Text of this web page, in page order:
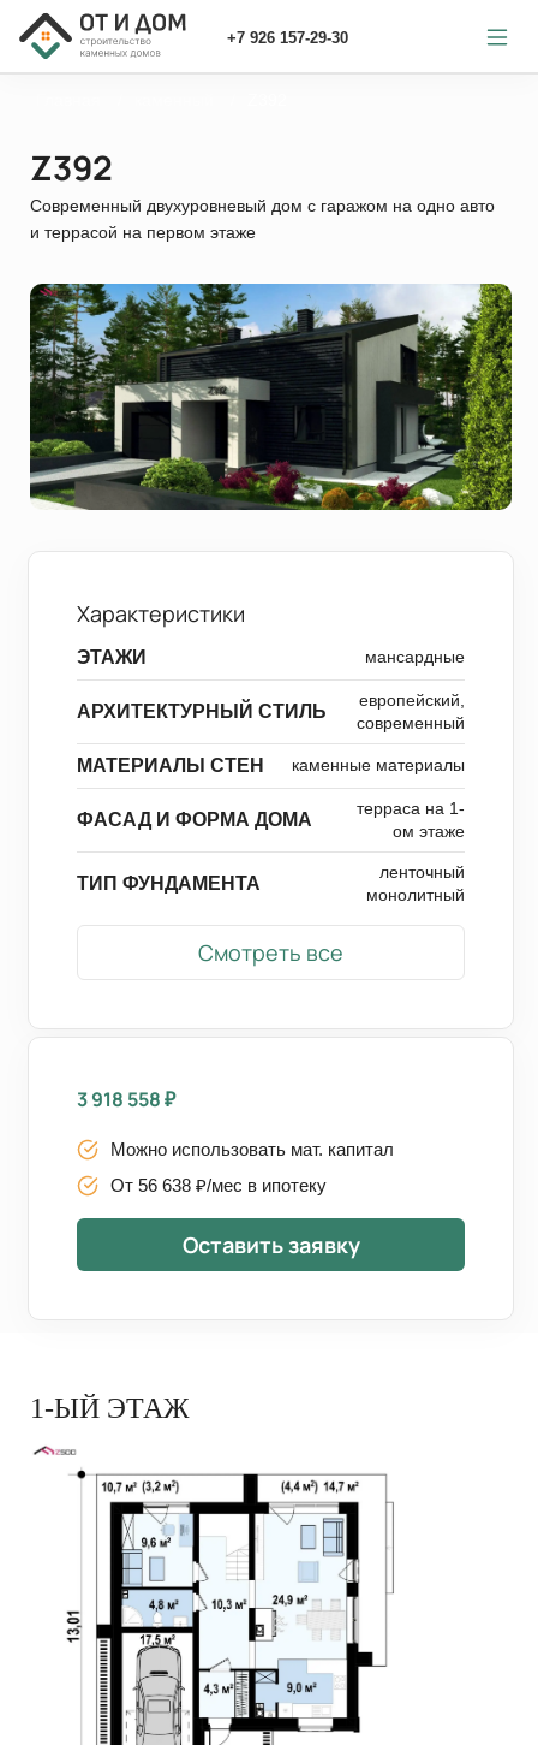
+7 926 157-29-30
Z392
Современный двухуровневый дом с гаражом на одно авто
и террасой на первом этаже
Характеристики
ЭТАЖИ мансардные
АРХИТЕКТУРНЫЙ СТИЛЬ
европейский,
современный
МАТЕРИАЛЫ СТЕН каменные материалы
ФАСАД И ФОРМА ДОМА
терраса на 1-
ом этаже
ТИП ФУНДАМЕНТА
ленточный
монолитный
Смотреть все
3 918 558₽
Можно использовать мат. капитал
От 56 638 ₽/мес в ипотеку
Оставить заявку
1-ЫЙ ЭТАЖ